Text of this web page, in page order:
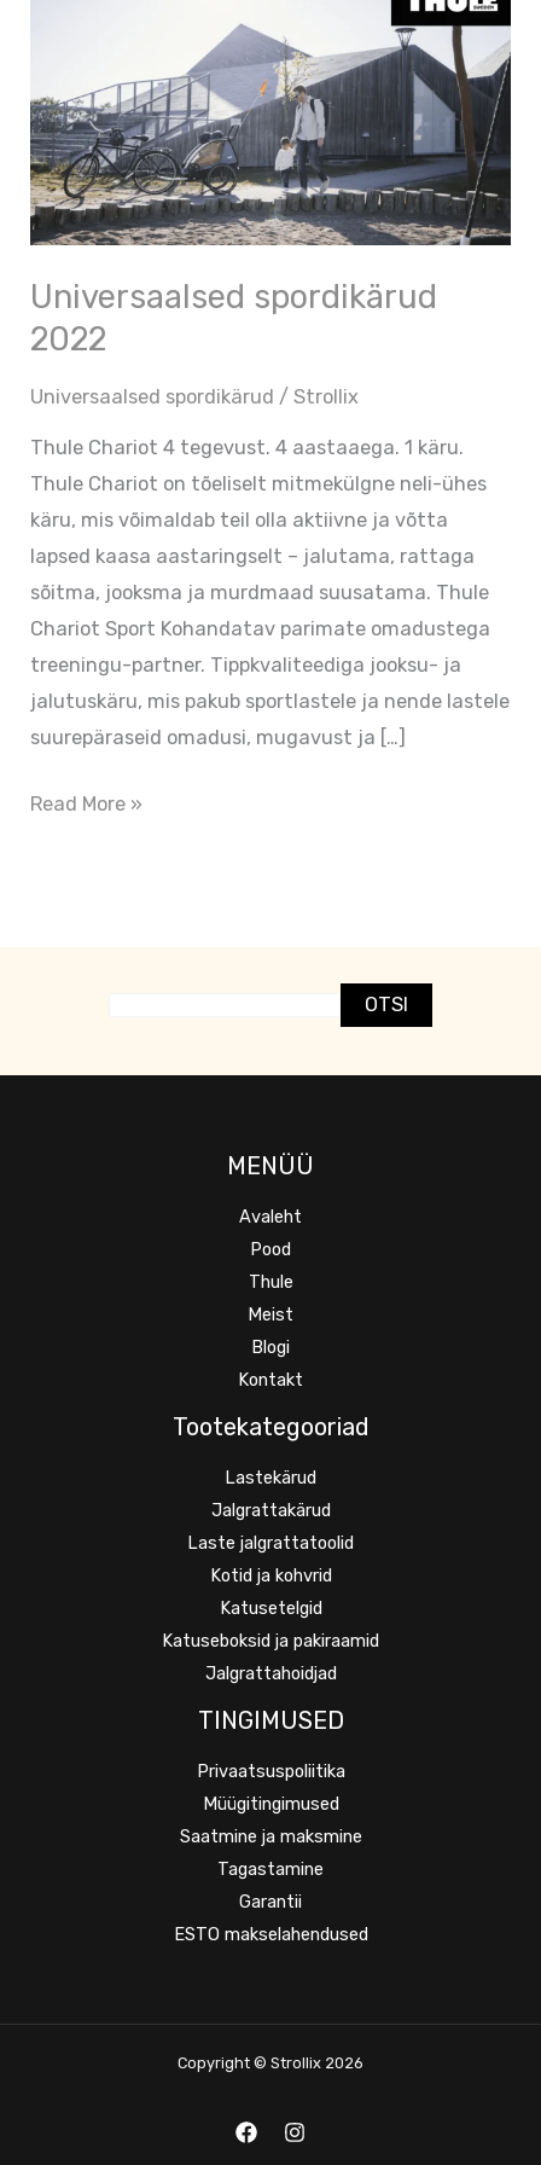
Universaalsed spordikärud
2022
Universaalsed spordikärud /Strollix
Thule Chariot 4 tegevust. 4 aastaaega. 1 käru.
Thule Chariot on tõeliselt mitmekülgne neli-ühes
käru, mis võimaldab teil olla aktiivne ja võtta
lapsed kaasa aastaringselt – jalutama, rattaga
sõitma, jooksma ja murdmaad suusatama. Thule
Chariot Sport Kohandatav parimate omadustega
treeningu-partner. Tippkvaliteediga jooksu- ja
jalutuskäru, mis pakub sportlastele ja nende lastele
suurepäraseid omadusi, mugavust ja […]
Read More »
OTSI
MENÜÜ
Avaleht
Pood
Thule
Meist
Blogi
Kontakt
Tootekategooriad
Lastekärud
Jalgrattakärud
Laste jalgrattatoolid
Kotid ja kohvrid
Katusetelgid
Katuseboksid ja pakiraamid
Jalgrattahoidjad
TINGIMUSED
Privaatsuspoliitika
Müügitingimused
Saatmine ja maksmine
Tagastamine
Garantii
ESTO makselahendused
Copyright © Strollix 2026